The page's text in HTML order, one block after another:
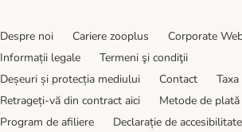
Despre noi Cariere zooplus
Corporate
Informații legale
Termeni şi condiţii
Deșeuri și protecția mediului
Contact
Retrageți-vă din contract aici
Metode de plată
Program de afiliere
Declarație de accesibilitate